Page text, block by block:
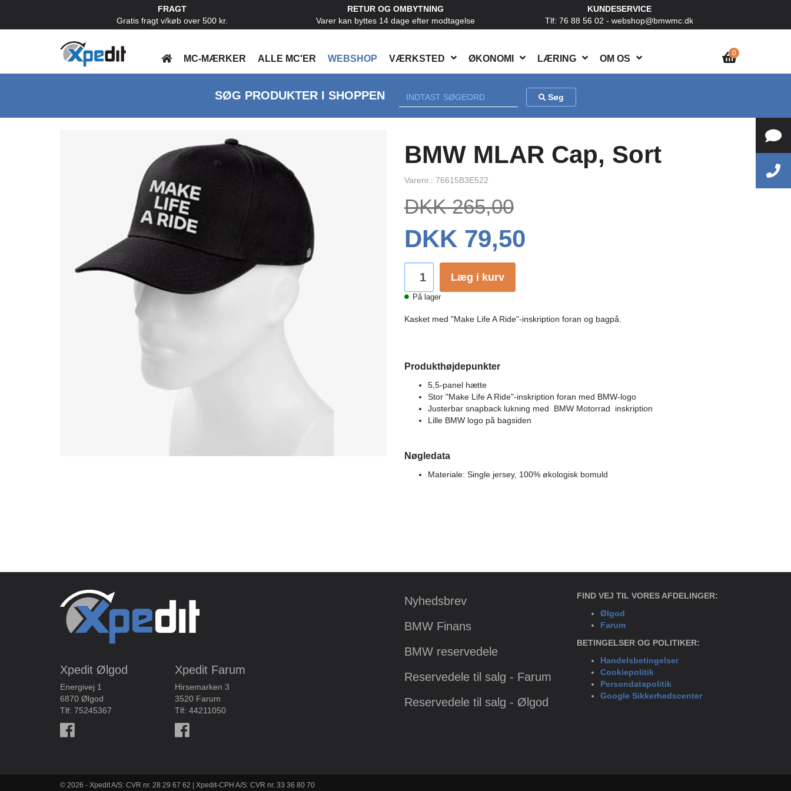
MC-MÆRKER ALLE MC'ER WEBSHOP VÆRKSTED ØKONOMI LÆRING OM OS
0
FRAGT
Gratis fragt v/køb over 500 kr.
RETUR OG OMBYTNING
Varer kan byttes 14 dage efter modtagelse
KUNDESERVICE
Tlf: 76 88 56 02 - webshop@bmwmc.dk
SØG PRODUKTER I SHOPPEN Søg
BMW MLAR Cap, Sort
Varenr.: 76615B3E522
DKK 265,00
DKK 79,50
Læg i kurv
På lager
Kasket med "Make Life A Ride"-inskription foran og bagpå.
Produkthøjdepunkter
5,5-panel hætte
Stor "Make Life A Ride"-inskription foran med BMW-logo
Justerbar snapback lukning med BMW Motorrad inskription
Lille BMW logo på bagsiden
Nøgledata
Materiale: Single jersey, 100% økologisk bomuld
Xpedit Ølgod
Energivej 1
6870 Ølgod
Tlf: 75245367
Xpedit Farum
Hirsemarken 3
3520 Farum
Tlf: 44211050
Nyhedsbrev
BMW Finans
BMW reservedele
Reservedele til salg - Farum
Reservedele til salg - Ølgod
FIND VEJ TIL VORES AFDELINGER:
Ølgod
Farum
BETINGELSER OG POLITIKER:
Handelsbetingelser
Cookiepolitik
Persondatapolitik
Google Sikkerhedscenter
© 2026 - Xpedit A/S: CVR nr. 28 29 67 62 | Xpedit-CPH A/S: CVR nr. 33 36 80 70